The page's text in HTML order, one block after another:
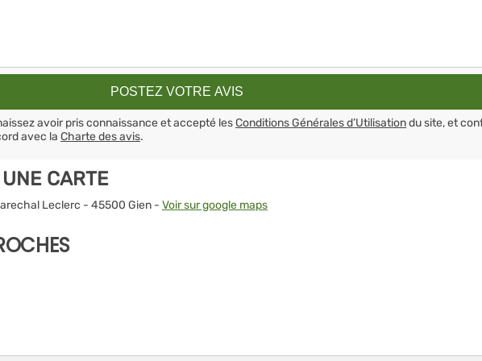
avoir pris connaissance et accepté lesConditions Générales d’Utilisationdu site, et
avec la Charte des avis.
CARTE
Leclerc - 45500 Gien - Voir sur google maps